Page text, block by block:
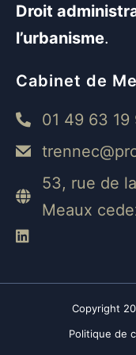
Droit
l’urbanisme.
Cabinet de
01 49 63 19
53, rue de
Meaux
Copyright
Politique de